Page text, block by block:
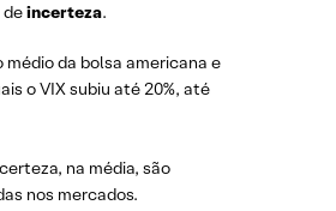
incerteza.
da bolsa americana e
o VIX subiu até 20%, até
na média, são
nos mercados.